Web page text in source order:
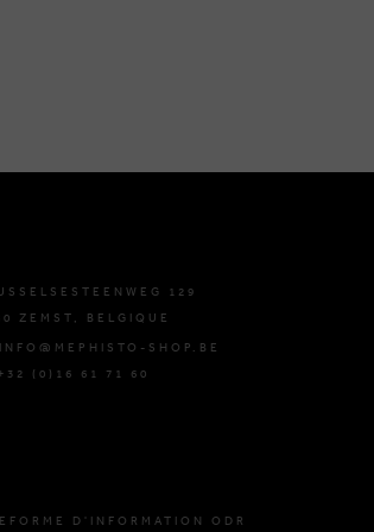
129
ZEMST, BELGIQUE
SHOP.BE
(0)16 61 71 60
D'INFORMATION ODR